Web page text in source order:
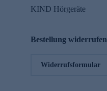
KIND Hörgeräte
Bestellung widerrufen
Widerrufsformular